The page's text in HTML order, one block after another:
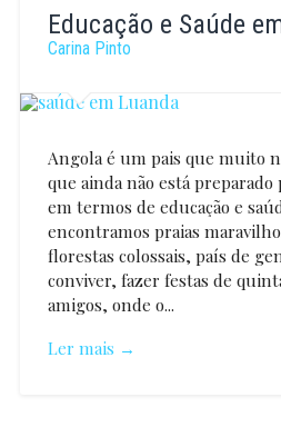
Educação e Saúde
Carina Pinto
Angola é um pais que muito
que ainda não está
em termos de educação e
encontramos praias
florestas colossais, país de
conviver, fazer festas de
amigos, onde o...
Ler mais →